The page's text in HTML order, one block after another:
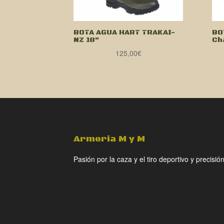
BOTA AGUA HART TRAKAI-
NZ 18″
125,00€
Armeria M y M
Pasión por la caza y el tiro deportivo y